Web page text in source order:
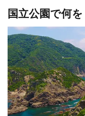
国立公園で何